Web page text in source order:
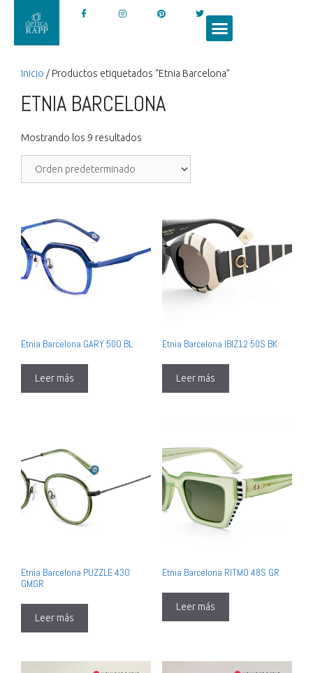
Inicio / Productos etiquetados “Etnia Barcelona”
ETNIA BARCELONA
Mostrando los 9 resultados
Etnia Barcelona GARY 50O BL
Leer más
Etnia Barcelona IBIZ12 50S BK
Leer más
Etnia Barcelona PUZZLE 43O
GMGR
Leer más
Etnia Barcelona RITMO 48S GR
Leer más